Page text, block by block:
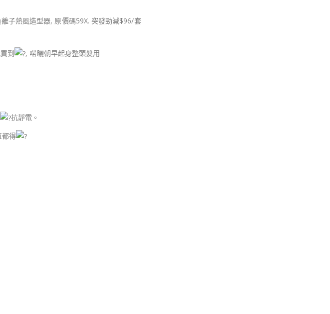
子熱風造型器, 原價碼59X. 突發勁減$96/套
到
, 啱曬朝早起身整頭髮用
抗靜電。
都得